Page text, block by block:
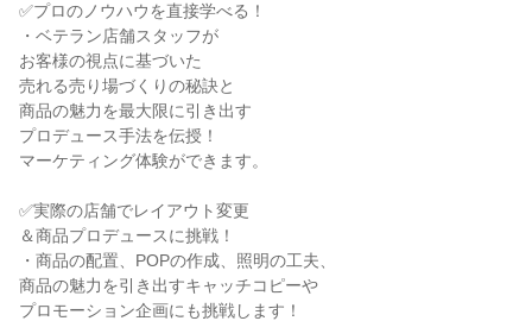
✅プロのノウハウを直接学べる！
・ベテラン店舗スタッフが
お客様の視点に基づいた
売れる売り場づくりの秘訣と
商品の魅力を最大限に引き出す
プロデュース手法を伝授！
マーケティング体験ができます。
✅実際の店舗でレイアウト変更
＆商品プロデュースに挑戦！
・商品の配置、POPの作成、照明の工夫、
商品の魅力を引き出すキャッチコピーや
プロモーション企画にも挑戦します！